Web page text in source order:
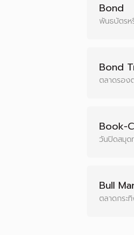
Bond
พันธบัตรห
Bond
ตลาดรอง
Book-
วันปิดสมุด
Bull
ตลาดกระ